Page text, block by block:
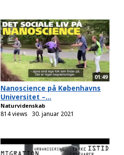
01:49
Nanoscience på Københavns
Universitet –...
Naturvidenskab
814 views 30. januar 2021